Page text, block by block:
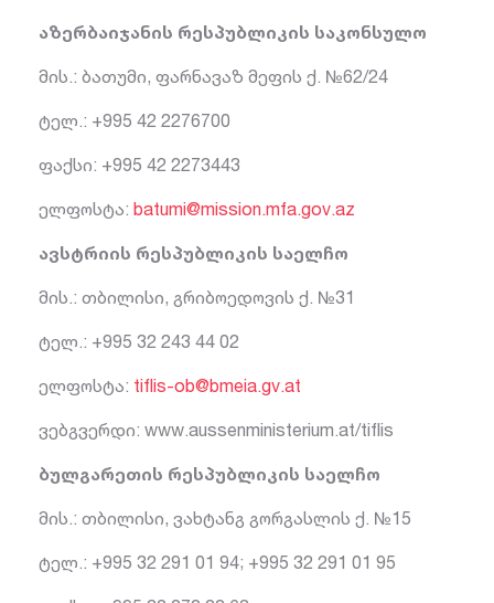
აზერბაიჯანის რესპუბლიკის საკონსულო
მის.: ბათუმი, ფარნავაზ მეფის ქ. №62/24
ტელ.: +995 42 2276700
ფაქსი: +995 42 2273443
ელფოსტა: batumi@mission.mfa.gov.az
ავსტრიის რესპუბლიკის საელჩო
მის.: თბილისი, გრიბოედოვის ქ. №31
ტელ.: +995 32 243 44 02
ელფოსტა: tiflis-ob@bmeia.gv.at
ვებგვერდი: www.aussenministerium.at/tiflis
ბულგარეთის რესპუბლიკის საელჩო
მის.: თბილისი, ვახტანგ გორგასლის ქ. №15
ტელ.: +995 32 291 01 94; +995 32 291 01 95